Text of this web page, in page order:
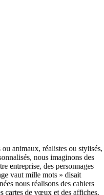
animaux, réalistes ou stylisés,
nous imaginons des
entreprise, des personnages
vaut mille mots » disait
nous réalisons des cahiers
cartes de vœux et des affiches,